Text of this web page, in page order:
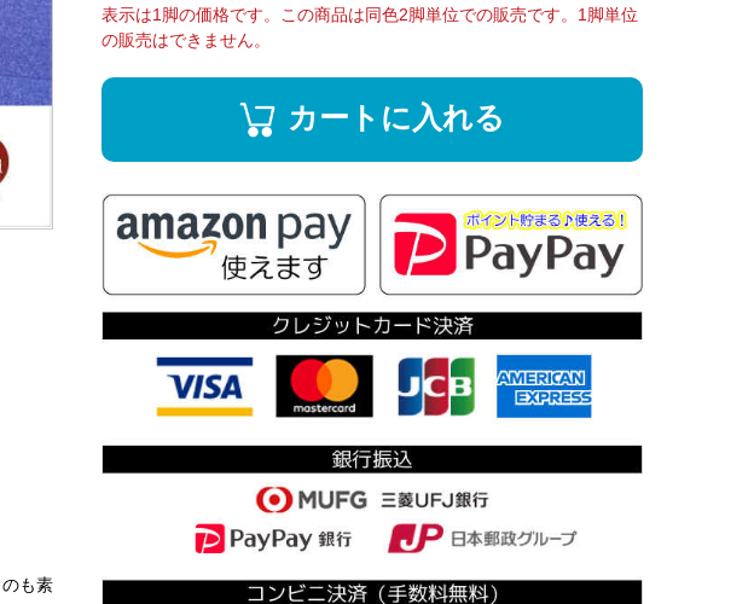
も素
表示は1脚の価格です。この商品は同色2脚単位での販売です。1脚単位
の販売はできません。
カートに入れる